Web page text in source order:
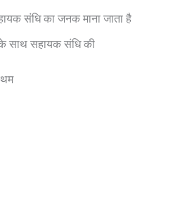
संधि का जनक माना जाता है
के साथ सहायक संधि की